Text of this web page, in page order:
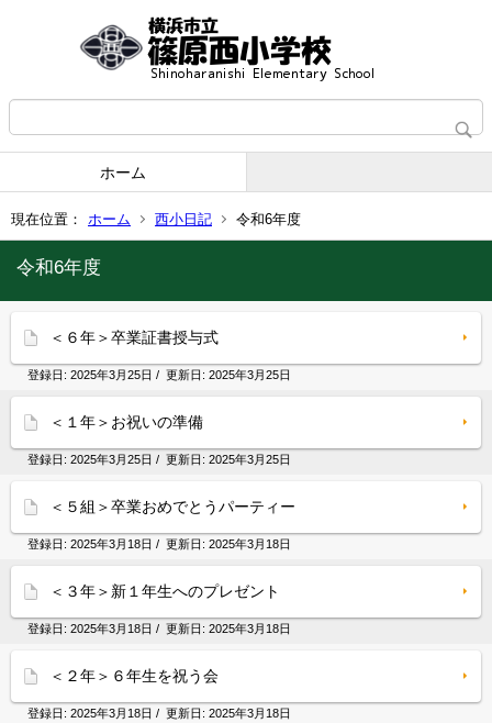
ホーム
現在位置： ホーム 西小日記 令和6年度
令和6年度
＜６年＞卒業証書授与式
登録日: 2025年3月25日 / 更新日: 2025年3月25日
＜１年＞お祝いの準備
登録日: 2025年3月25日 / 更新日: 2025年3月25日
＜５組＞卒業おめでとうパーティー
登録日: 2025年3月18日 / 更新日: 2025年3月18日
＜３年＞新１年生へのプレゼント
登録日: 2025年3月18日 / 更新日: 2025年3月18日
＜２年＞６年生を祝う会
登録日: 2025年3月18日 / 更新日: 2025年3月18日